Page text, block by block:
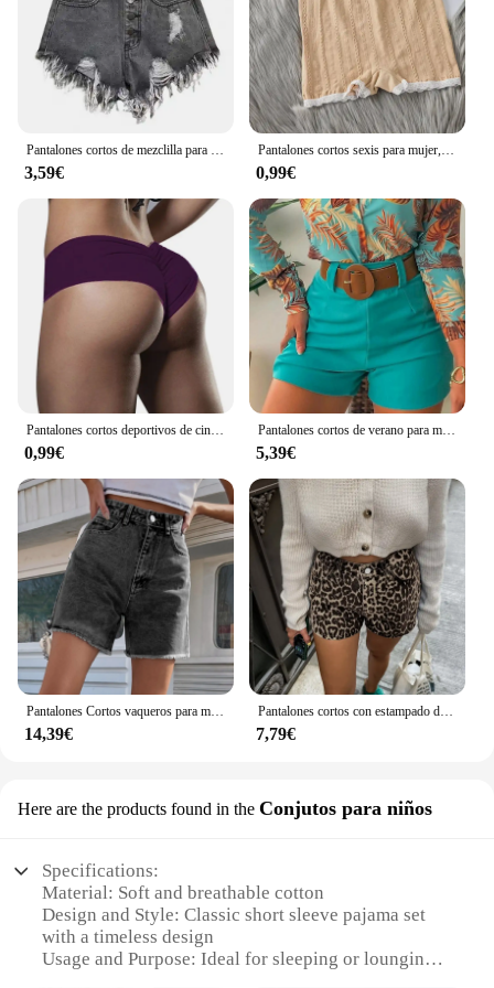
3,59€ 0,99€
Pantalones cortos deportivos de cintura alta para mujer, Shorts elásticos para glúteos, Sexy, de licra, para entrenamiento y gimnasio
0,99€
Pantalones cortos de verano para mujer, pantalones cortos informales de Color sólido con cintura alta y cierre de cremallera trasera, pantalones cortos ajustados cómodos elásticos ajustados para mujer
5,39€
Pantalones Cortos vaqueros para mujer, Shorts de cintura alta, Estilo Vintage coreano, ropa de calle informal, Verano
14,39€
Pantalones cortos con estampado de leopardo para mujer, Shorts de algodón, ajustados, versátiles e informales, con bolsillos y botones, ropa de calle Y2K, 2024
7,79€
Here are the products found in the Conjutos para niños
Specifications:
Material: Soft and breathable cotton
Design and Style: Classic short sleeve pajama set
with a timeless design
Usage and Purpose: Ideal for sleeping or lounging